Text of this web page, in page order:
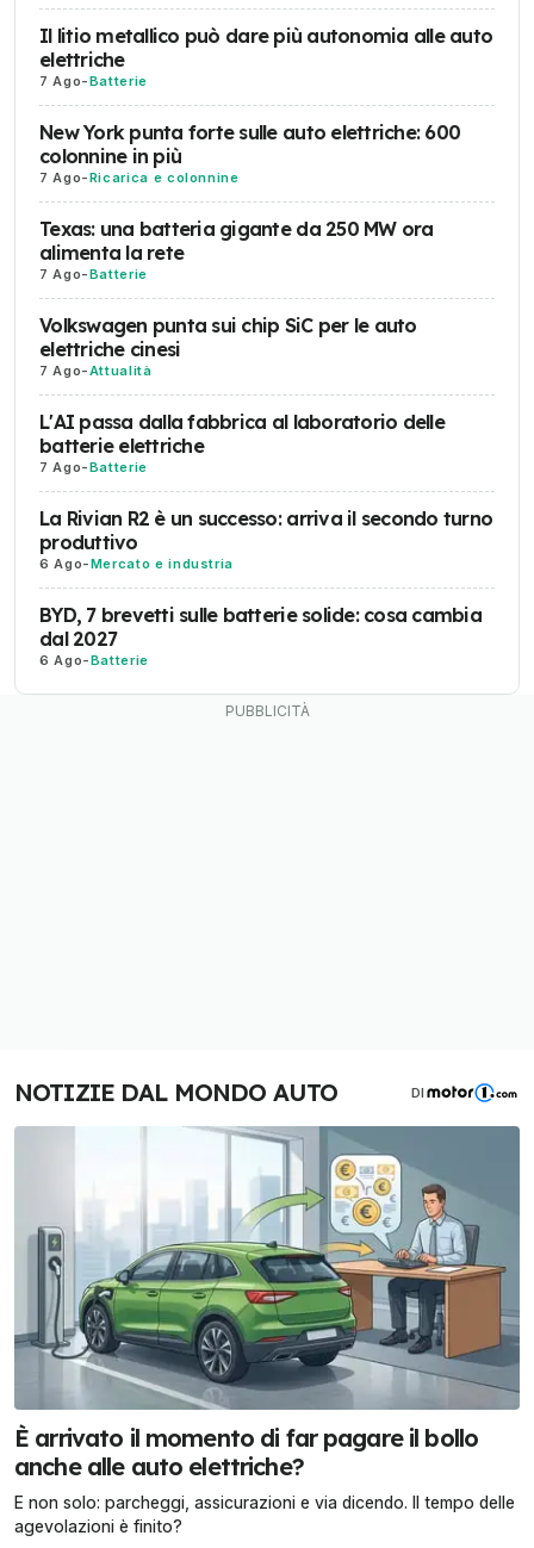
Il litio metallico può dare più autonomia alle auto
elettriche
7 Ago-Batterie
New York punta forte sulle auto elettriche: 600
colonnine in più
7 Ago-Ricarica e colonnine
Texas: una batteria gigante da 250 MW ora
alimenta la rete
7 Ago-Batterie
Volkswagen punta sui chip SiC per le auto
elettriche cinesi
7 Ago-Attualità
L'AI passa dalla fabbrica al laboratorio delle
batterie elettriche
7 Ago-Batterie
La Rivian R2 è un successo: arriva il secondo turno
produttivo
6 Ago-Mercato e industria
BYD, 7 brevetti sulle batterie solide: cosa cambia
dal 2027
6 Ago-Batterie
NOTIZIE DAL MONDO AUTO DI
È arrivato il momento di far pagare il bollo
anche alle auto elettriche?
E non solo: parcheggi, assicurazioni e via dicendo. Il tempo delle
agevolazioni è finito?